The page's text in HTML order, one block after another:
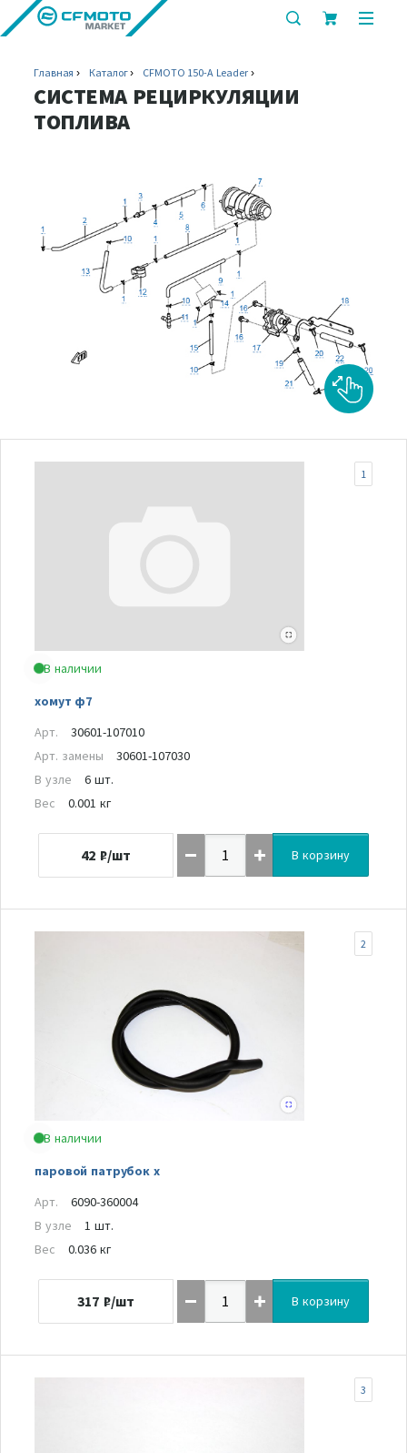
показать
поиска
Главная Каталог CFMOTO 150-A Leader
СИСТЕМА РЕЦИРКУЛЯЦИИ
ТОПЛИВА
В наличии
хомут ф7
1
Арт.
30601-107010
Арт. замены
30601-107030
В узле
6 шт.
Вес
0.001 кг
42 ₽/шт В корзину
В наличии
паровой патрубок x
2
Арт.
6090-360004
В узле
1 шт.
Вес
0.036 кг
317 ₽/шт В корзину
3